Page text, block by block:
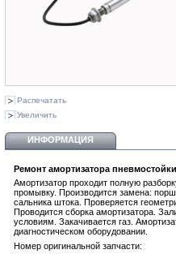
Распечатать
Увеличить
ИНФОРМАЦИЯ
Ремонт амортизатора
Амортизатор проходит полную
промывку. Производится замена:
сальника штока. Проверяется
Проводится сборка амортизатора.
условиям. Закачивается газ.
диагностическом оборудовании.
Номер оригинальной запчасти: